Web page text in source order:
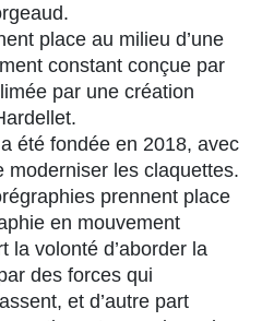
place au milieu d’une
constant conçue par
par une création
été fondée en 2018, avec
moderniser les claquettes.
prennent place
en mouvement
la volonté d’aborder la
des forces qui
et d’autre part